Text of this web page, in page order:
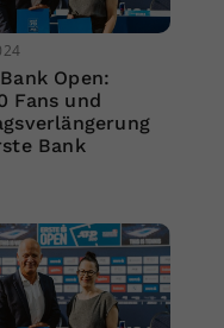
Open:
Fans und
Bank